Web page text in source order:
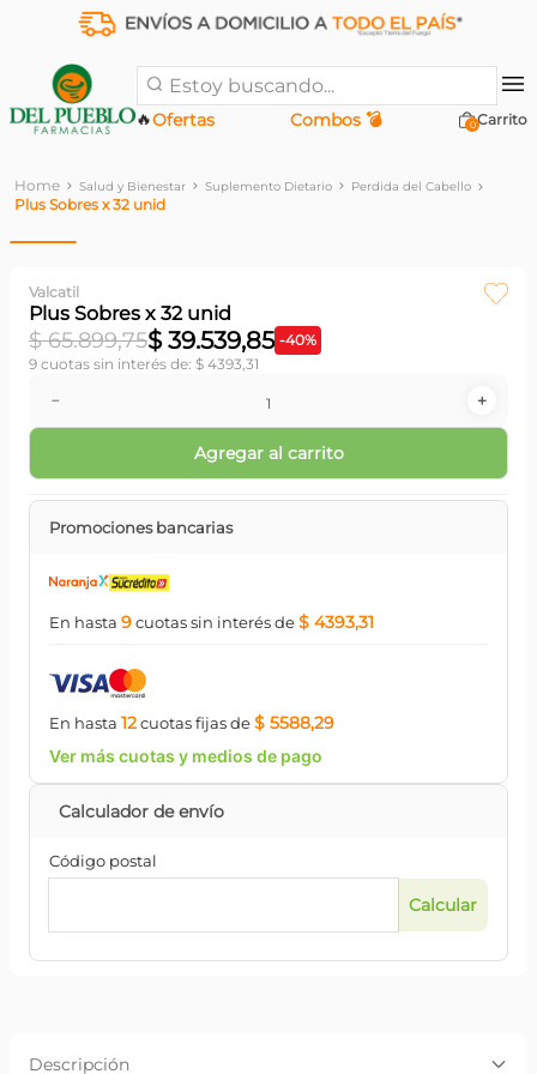
Estoy buscando...
Ofertas
🔥 Combos 💣 0
Salud y Bienestar Suplemento Dietario Perdida del Cabello
Plus Sobres x 32 unid
Valcatil
Plus Sobres x 32 unid
$ 65.899,75$ 39.539,85 -40%
9 cuotas sin interés de: $ 4393,31
＋
－
Agregar al carrito
Promociones bancarias
En hasta 9cuotassin interésde$ 4393,31
En hasta 12cuotasfijasde$ 5588,29
Ver más cuotas y medios de pago
Código postal
Descripción